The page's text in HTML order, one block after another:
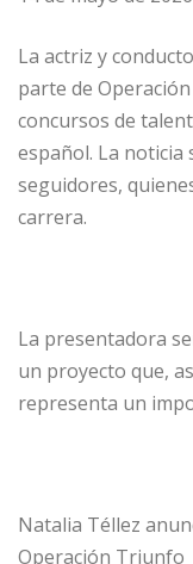
La actriz y
parte de
concursos de
español. La noticia
seguidores,
carrera.
La presentadora
un proyecto que,
representa un
Natalia Téllez
Operación Triunfo